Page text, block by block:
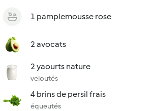
1 pamplemousse rose
2 avocats
2 yaourts nature
veloutés
4 brins de persil frais
équeutés